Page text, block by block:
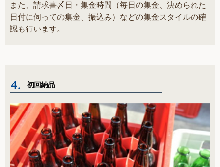
また、請求書〆日・集金時間（毎日の集金、決められた
日付に伺っての集金、振込み）などの集金スタイルの確
認も行います。
初回納品